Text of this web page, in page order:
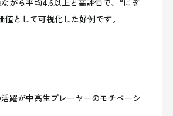
値として可視化した好例です。
躍が中高生プレーヤーのモチベーシ